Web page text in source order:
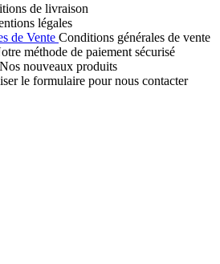
de livraison
légales
de Vente Conditions générales de vente
méthode de paiement sécurisé
Nos nouveaux produits
le formulaire pour nous contacter